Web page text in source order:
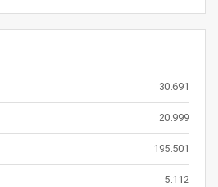
30.691
20.999
195.501
5.112